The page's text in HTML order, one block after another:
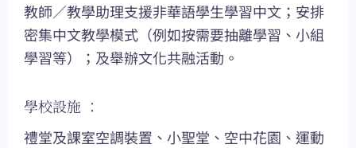
教師／教學助理支援非華語學生學習中文；安排
密集中文教學模式（例如按需要抽離學習、小組
學習等）；及舉辦文化共融活動。
學校設施 ：
禮堂及課室空調裝置、小聖堂、空中花園、運動